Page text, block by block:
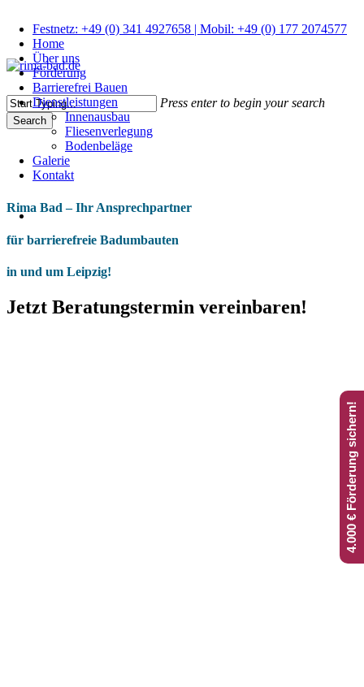
main
content
search
Menu
Festnetz: +49 (0) 341 4927658 | Mobil: +49 (0) 177 2074577
Home
Über uns
Förderung
Barrierefrei Bauen
Dienstleistungen
Innenausbau
Fliesenverlegung
Bodenbeläge
Galerie
Kontakt
search
Press enter to begin your search
Search
Rima Bad – Ihr Ansprechpartner
für barrierefreie Badumbauten
in und um Leipzig!
Jetzt Beratungstermin vereinbaren!
4.000 € Förderung sichern!